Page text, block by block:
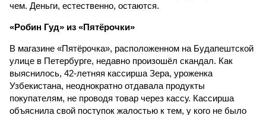
чем. Деньги, естественно, остаются.
«Робин Гуд» из «Пятёрочки»
В магазине «Пятёрочка», расположенном на Будапештской
улице в Петербурге, недавно произошёл скандал. Как
выяснилось, 42-летняя кассирша Зера, уроженка
Узбекистана, неоднократно отдавала продукты
покупателям, не проводя товар через кассу. Кассирша
объяснила свой поступок жалостью к тем, у кого не было